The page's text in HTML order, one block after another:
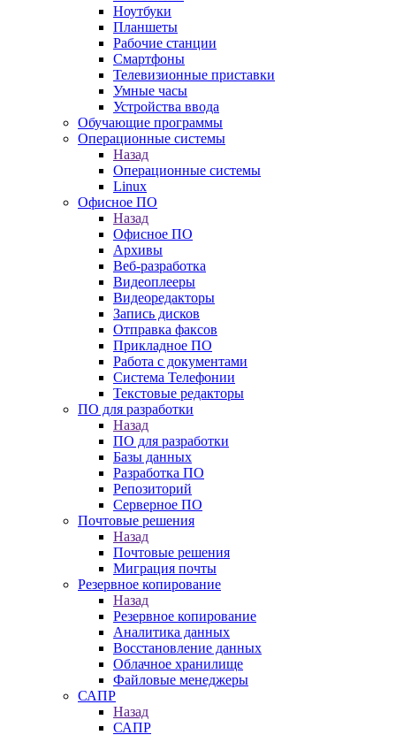
Ноутбуки
Планшеты
Рабочие станции
Смартфоны
Телевизионные приставки
Умные часы
Устройства ввода
Обучающие программы
Операционные системы
Назад
Операционные системы
Linux
Офисное ПО
Назад
Офисное ПО
Архивы
Веб-разработка
Видеоплееры
Видеоредакторы
Запись дисков
Отправка факсов
Прикладное ПО
Работа с документами
Система Телефонии
Текстовые редакторы
ПО для разработки
Назад
ПО для разработки
Базы данных
Разработка ПО
Репозиторий
Серверное ПО
Почтовые решения
Назад
Почтовые решения
Миграция почты
Резервное копирование
Назад
Резервное копирование
Аналитика данных
Восстановление данных
Облачное хранилище
Файловые менеджеры
САПР
Назад
САПР